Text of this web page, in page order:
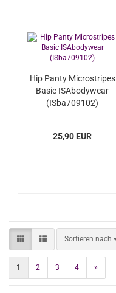
Hip Panty Microstripes
Basic ISAbodywear
(ISba709102)
25,90 EUR
Sortieren nach
Sortieren nach
1 2 3 4 »